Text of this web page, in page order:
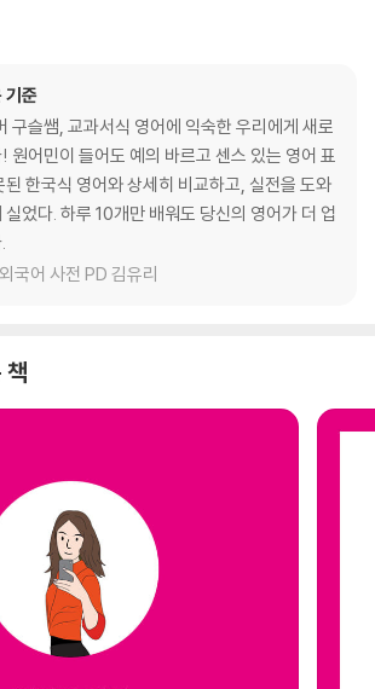
기준
구슬쌤, 교과서식 영어에 익숙한 우리에게 새로
원어민이 들어도 예의 바르고 센스 있는 영어 표
한국식 영어와 상세히 비교하고, 실전을 도와
었다. 하루 10개만 배워도 당신의 영어가 더 업
국어 사전 PD 김유리
책